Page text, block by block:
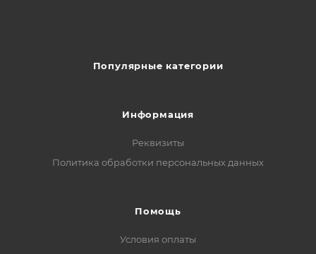
Популярные категории
Информация
Реквизиты
Политика обработки персональных данных
Помощь
Условия оплаты